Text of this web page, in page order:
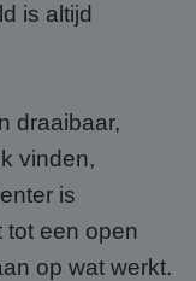
is altijd
draaibaar,
vinden,
is
tot een open
op wat werkt.